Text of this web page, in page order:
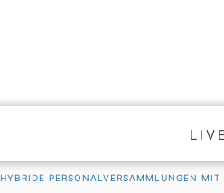
HYBRIDE PERSONALVERSAMMLUNGEN